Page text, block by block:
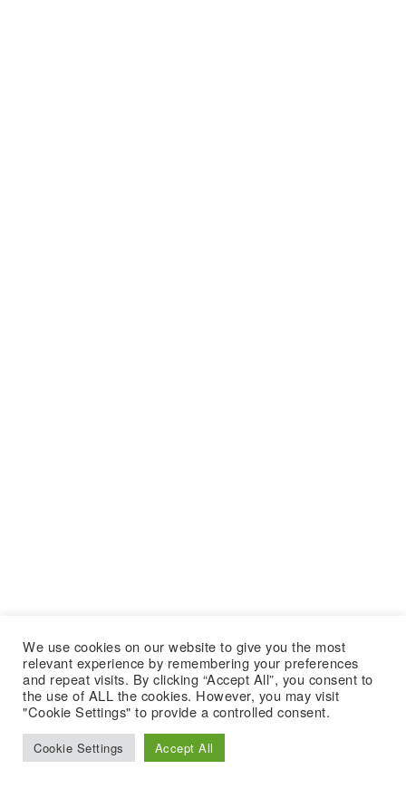
We use cookies on our website to give you the most
relevant experience by remembering your preferences
and repeat visits. By clicking “Accept All”, you consent to
the use of ALL the cookies. However, you may visit
"Cookie Settings" to provide a controlled consent.
Cookie Settings Accept All